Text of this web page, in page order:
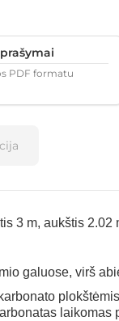
PDF formatu
3 m, aukštis 2.02
galuose, virš